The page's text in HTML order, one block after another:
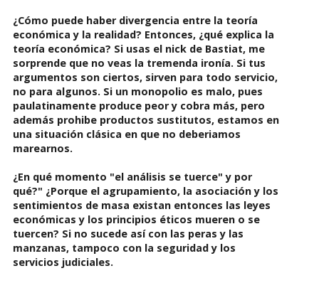
¿Cómo puede haber divergencia entre la teoría
económica y la realidad? Entonces, ¿qué explica la
teoría económica? Si usas el nick de Bastiat, me
sorprende que no veas la tremenda ironía. Si tus
argumentos son ciertos, sirven para todo servicio,
no para algunos. Si un monopolio es malo, pues
paulatinamente produce peor y cobra más, pero
además prohibe productos sustitutos, estamos en
una situación clásica en que no deberiamos
marearnos.
¿En qué momento "el análisis se tuerce" y por
qué?" ¿Porque el agrupamiento, la asociación y los
sentimientos de masa existan entonces las leyes
económicas y los principios éticos mueren o se
tuercen? Si no sucede así con las peras y las
manzanas, tampoco con la seguridad y los
servicios judiciales.